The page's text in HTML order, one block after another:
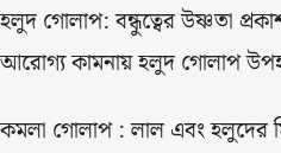
হলুদ গোলাপ: বন্ধুত্বের উষ্ণতা
আরোগ্য কামনায় হলুদ গোলাপ
কমলা গোলাপ : লাল এবং হলুদের